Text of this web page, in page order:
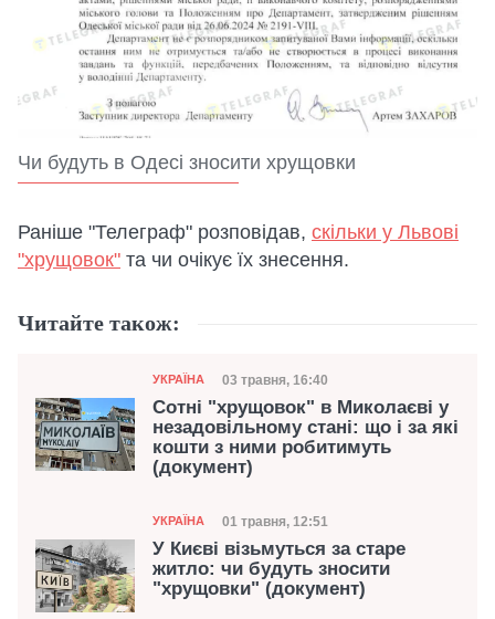
Чи будуть в Одесі зносити хрущовки
Раніше "Телеграф" розповідав, скільки у Львові
"хрущовок" та чи очікує їх знесення.
Читайте також:
Категорія
УКРАЇНА Дата публікації
03 травня, 16:40
Сотні "хрущовок" в Миколаєві у
незадовільному стані: що і за які
кошти з ними робитимуть
(документ)
Категорія
УКРАЇНА Дата публікації
01 травня, 12:51
У Києві візьмуться за старе
житло: чи будуть зносити
"хрущовки" (документ)